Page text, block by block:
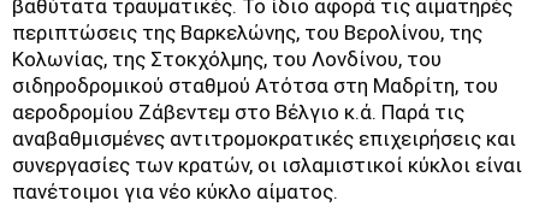
βαθύτατα τραυματικές. Το ίδιο αφορά τις αιματηρές
περιπτώσεις της Βαρκελώνης, του Βερολίνου, της
Κολωνίας, της Στοκχόλμης, του Λονδίνου, του
σιδηροδρομικού σταθμού Ατότσα στη Μαδρίτη, του
αεροδρομίου Ζάβεντεμ στο Βέλγιο κ.ά. Παρά τις
αναβαθμισμένες αντιτρομοκρατικές επιχειρήσεις και
συνεργασίες των κρατών, οι ισλαμιστικοί κύκλοι είναι
πανέτοιμοι για νέο κύκλο αίματος.